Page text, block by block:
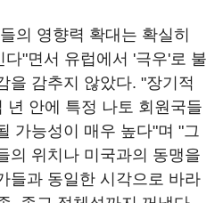
의 영향력 확대는 확실히
"면서 유럽에서 '극우'로 불
을 감추지 않았다. "장기적
년 안에 특정 나토 회원국들
가능성이 매우 높다"며 "그
의 위치나 미국과의 동맹을
들과 동일한 시각으로 바라